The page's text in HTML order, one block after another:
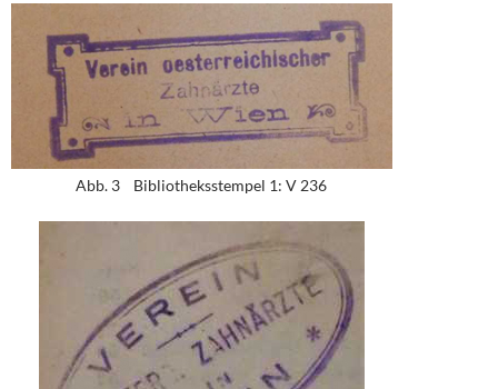
Abb. 3 Bibliotheksstempel 1: V 236